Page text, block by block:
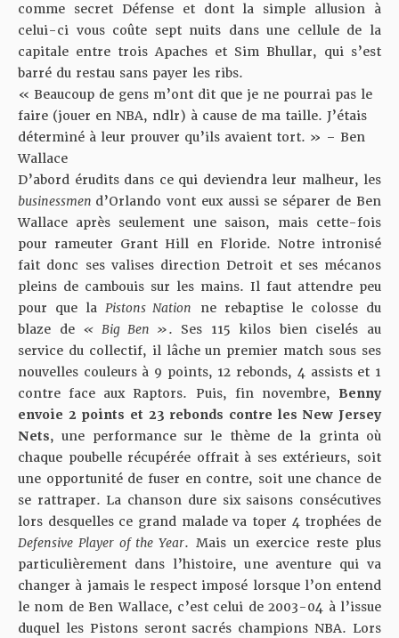
comme secret Défense et dont la simple allusion à
celui-ci vous coûte sept nuits dans une cellule de la
capitale entre trois Apaches et Sim Bhullar, qui s’est
barré du restau sans payer les ribs.
« Beaucoup de gens m’ont dit que je ne pourrai pas le
faire (jouer en NBA, ndlr) à cause de ma taille. J’étais
déterminé à leur prouver qu’ils avaient tort. » – Ben
Wallace
D’abord érudits dans ce qui deviendra leur malheur, les
businessmen d’Orlando vont eux aussi se séparer de Ben
Wallace après seulement une saison, mais cette-fois
pour rameuter Grant Hill en Floride. Notre intronisé
fait donc ses valises direction Detroit et ses mécanos
pleins de cambouis sur les mains. Il faut attendre peu
pour que laPistons Nation ne rebaptise le colosse du
blaze de « Big Ben ». Ses 115 kilos bien ciselés au
service du collectif, il lâche un premier match sous ses
nouvelles couleurs à 9 points, 12 rebonds, 4 assists et 1
contre face aux Raptors. Puis, fin novembre, Benny
envoie 2 points et 23 rebonds contre les New Jersey
Nets, une performance sur le thème de la grinta où
chaque poubelle récupérée offrait à ses extérieurs, soit
une opportunité de fuser en contre, soit une chance de
se rattraper. La chanson dure six saisons consécutives
lors desquelles ce grand malade va toper 4 trophées de
Defensive Player of the Year. Mais un exercice reste plus
particulièrement dans l’histoire, une aventure qui va
changer à jamais le respect imposé lorsque l’on entend
le nom de Ben Wallace, c’est celui de 2003-04 à l’issue
duquel les Pistons seront sacrés champions NBA. Lors